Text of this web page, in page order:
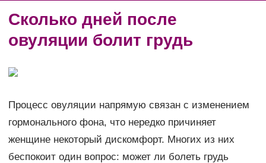
Сколько дней после
овуляции болит грудь
Процесс овуляции напрямую связан с изменением
гормонального фона, что нередко причиняет
женщине некоторый дискомфорт. Многих из них
беспокоит один вопрос: может ли болеть грудь